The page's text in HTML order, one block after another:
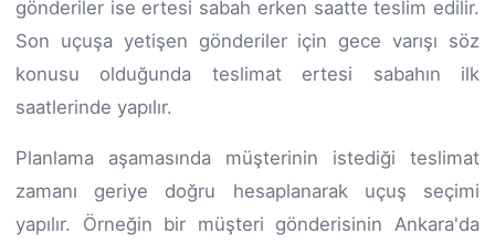
gönderiler ise ertesi sabah erken saatte teslim edilir.
Son uçuşa yetişen gönderiler için gece varışı söz
konusu olduğunda teslimat ertesi sabahın ilk
saatlerinde yapılır.
Planlama aşamasında müşterinin istediği teslimat
zamanı geriye doğru hesaplanarak uçuş seçimi
yapılır. Örneğin bir müşteri gönderisinin Ankara'da